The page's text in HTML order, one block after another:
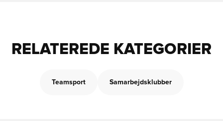
RELATEREDE KATEGORIER
Teamsport Samarbejdsklubber